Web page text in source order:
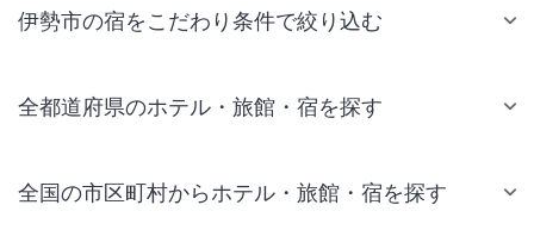
伊勢市の宿をこだわり条件で絞り込む
全都道府県のホテル・旅館・宿を探す
全国の市区町村からホテル・旅館・宿を探す